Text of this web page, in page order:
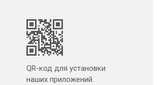
QR-код для установки
наших приложений.